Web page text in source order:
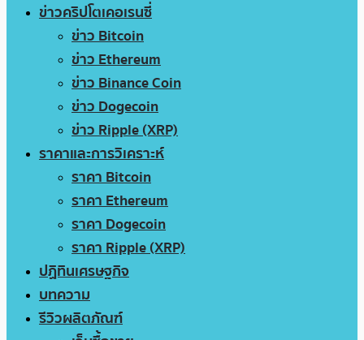
ข่าวคริปโตเคอเรนซี่
ข่าว Bitcoin
ข่าว Ethereum
ข่าว Binance Coin
ข่าว Dogecoin
ข่าว Ripple (XRP)
ราคาและการวิเคราะห์
ราคา Bitcoin
ราคา Ethereum
ราคา Dogecoin
ราคา Ripple (XRP)
ปฏิทินเศรษฐกิจ
บทความ
รีวิวผลิตภัณฑ์